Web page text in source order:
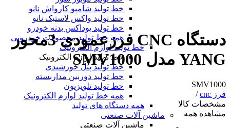
خط تولید شامپو کارواش نانو
خط تولید واکس لاستیک نانو
خط تولید یوداکس بدنه خودرو
همه خط تولید محصولات خودرویی
خط تولید لوازم الکترونیک
خط تولید لوازم الکترونیک
خط تولید پنل خورشیدی
خط تولید دوربین مداربسته
خط تولید تلویزیون
همه خط تولید لوازم الکترونیک
همه دستگاه های تولید
ماشین آلات صنعتی
ماشین آلات صنعتی
دستگاه CNC فرزعمودی 3محور
YANG مدل SMV1000
SMV1000
فرز cnc
/
مشخصات کالا
مشاهده همه